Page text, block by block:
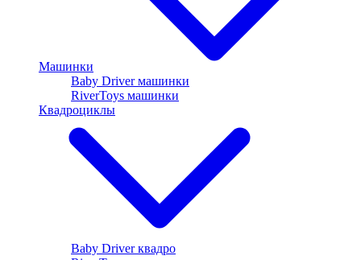
Машинки
Baby Driver машинки
RiverToys машинки
Квадроциклы
Baby Driver квадро